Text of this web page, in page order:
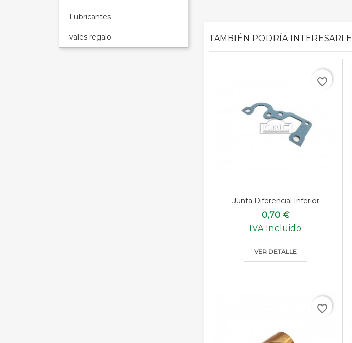
Lubricantes
vales regalo TAMBIÉN PODRÍA INTERESARLE
Junta Diferencial Inferior
0,70 €
IVA Incluido
VER DETALLE
favorite_border
favorite_border